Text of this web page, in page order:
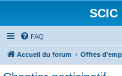
SCIC
FAQ
Accueil du forum Offres